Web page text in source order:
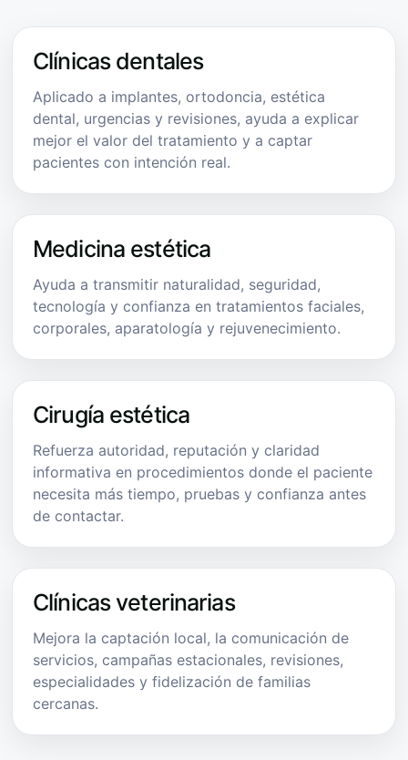
Clínicas dentales
Aplicado a implantes, ortodoncia, estética
dental, urgencias y revisiones, ayuda a explicar
mejor el valor del tratamiento y a captar
pacientes con intención real.
Medicina estética
Ayuda a transmitir naturalidad, seguridad,
tecnología y confianza en tratamientos faciales,
corporales, aparatología y rejuvenecimiento.
Cirugía estética
Refuerza autoridad, reputación y claridad
informativa en procedimientos donde el paciente
necesita más tiempo, pruebas y confianza antes
de contactar.
Clínicas veterinarias
Mejora la captación local, la comunicación de
servicios, campañas estacionales, revisiones,
especialidades y fidelización de familias
cercanas.